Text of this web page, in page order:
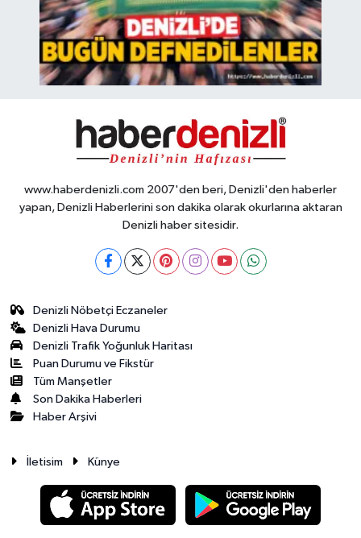
www.haberdenizli.com 2007'den beri, Denizli'den haberler
yapan, Denizli Haberlerini son dakika olarak okurlarına aktaran
Denizli haber sitesidir.
Denizli Nöbetçi Eczaneler
Denizli Hava Durumu
Denizli Trafik Yoğunluk Haritası
Puan Durumu ve Fikstür
Tüm Manşetler
Son Dakika Haberleri
Haber Arşivi
İletisim Künye